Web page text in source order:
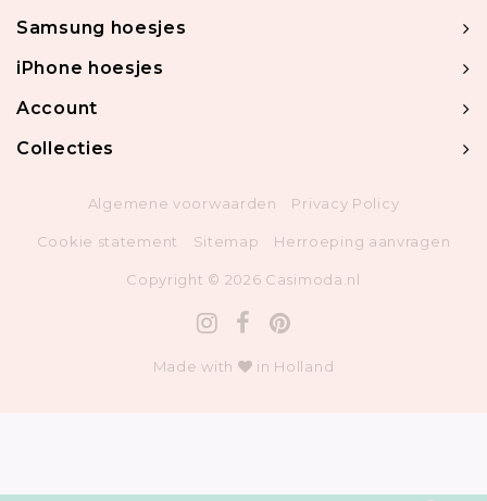
Samsung hoesjes
iPhone hoesjes
Account
Collecties
Algemene voorwaarden Privacy Policy
Cookie statement Sitemap Herroeping aanvragen
Copyright © 2026 Casimoda.nl
Made with in Holland